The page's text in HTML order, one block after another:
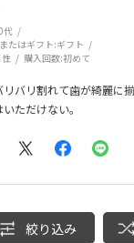
代
たはギフト:ギフト
購入回数:初めて
リバリ割れて歯が綺麗に
ただけない。
絞り込み